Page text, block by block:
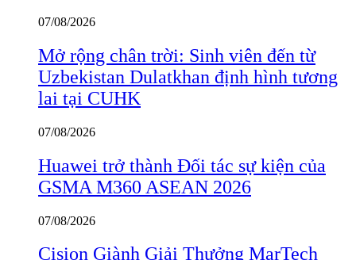
07/08/2026
Mở rộng chân trời: Sinh viên đến từ
Uzbekistan Dulatkhan định hình tương
lai tại CUHK
07/08/2026
Huawei trở thành Đối tác sự kiện của
GSMA M360 ASEAN 2026
07/08/2026
Cision Giành Giải Thưởng MarTech